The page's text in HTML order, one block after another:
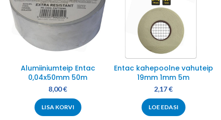
Alumiiniumteip Entac
0,04x50mm 50m
8,00€
LISA KORVI
Entac kahepoolne vahuteip
19mm 1mm 5m
2,17€
LOE EDASI